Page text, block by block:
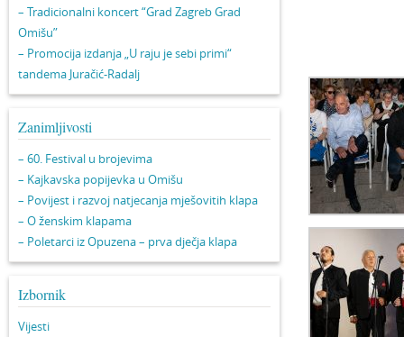
– Tradicionalni koncert “Grad Zagreb Grad
Omišu”
– Promocija izdanja „U raju je sebi primi“
tandema Juračić-Radalj
Zanimljivosti
– 60. Festival u brojevima
– Kajkavska popijevka u Omišu
– Povijest i razvoj natjecanja mješovitih klapa
– O ženskim klapama
– Poletarci iz Opuzena – prva dječja klapa
Izbornik
Vijesti